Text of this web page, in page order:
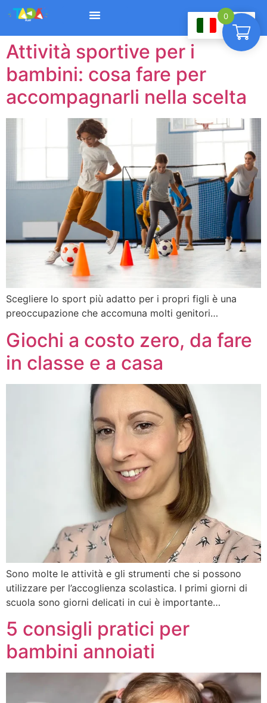
Attività sportive per i
bambini: cosa fare per
accompagnarli nella scelta
Scegliere lo sport più adatto per i propri figli è una
preoccupazione che accomuna molti genitori…
Giochi a costo zero, da fare
in classe e a casa
Sono molte le attività e gli strumenti che si possono
utilizzare per l’accoglienza scolastica. I primi giorni di
scuola sono giorni delicati in cui è importante…
5 consigli pratici per
bambini annoiati
IT
0